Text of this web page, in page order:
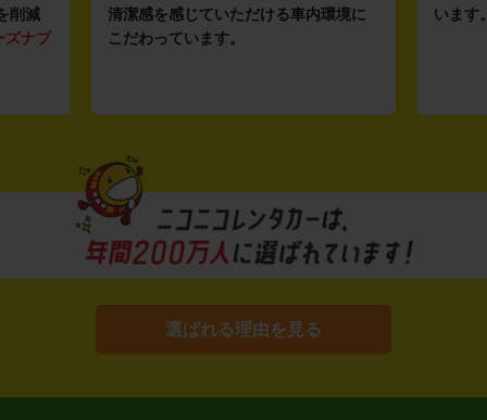
削減
ズナブ
清潔感を感じていただける車内環境に
こだわっています。
います
選ばれる理由を見る